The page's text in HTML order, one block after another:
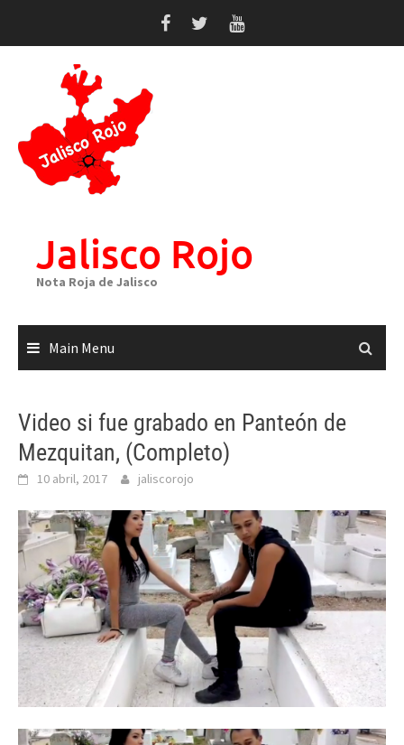
Jalisco Rojo
Nota Roja de Jalisco
Main Menu
Video si fue grabado en Panteón de
Mezquitan, (Completo)
10 abril, 2017 jaliscorojo